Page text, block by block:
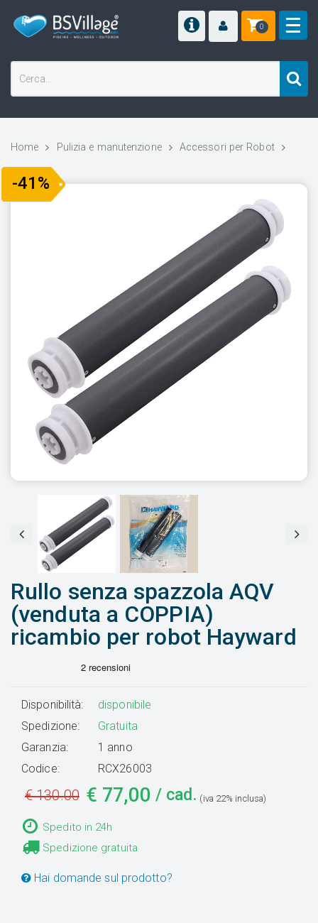
0
Home Pulizia e manutenzione Accessori per Robot
-41%
Rullo senza spazzola AQV
(venduta a COPPIA)
ricambio per robot Hayward
Disponibilità:
disponibile
Spedizione:
Gratuita
Garanzia:
1 anno
Codice:
RCX26003
€130.00 € 77,00 / cad. (iva 22% inclusa)
Spedito in 24h
Spedizione gratuita
Hai domande sul prodotto?